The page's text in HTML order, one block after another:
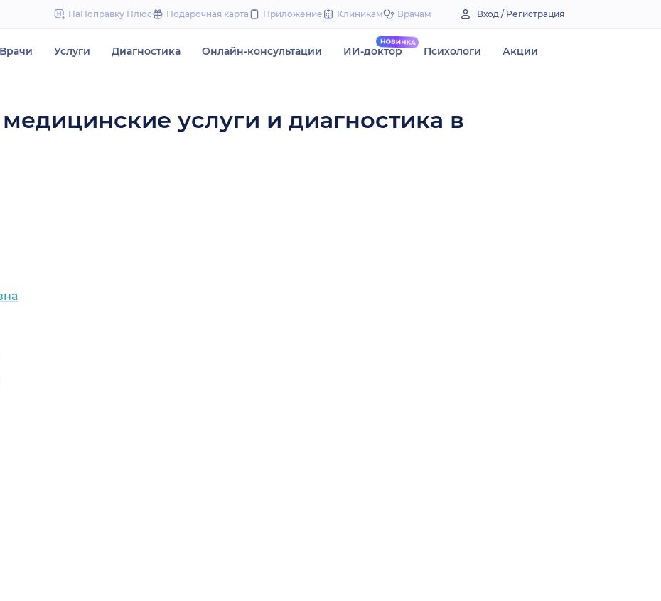
to
НаПоправку Плюс Подарочная карта Приложение Клиникам Врачам Вход / Регистрация
Врачи Услуги Диагностика Онлайн-консультации ИИ-доктор Психологи Акции
услуги и диагностика в